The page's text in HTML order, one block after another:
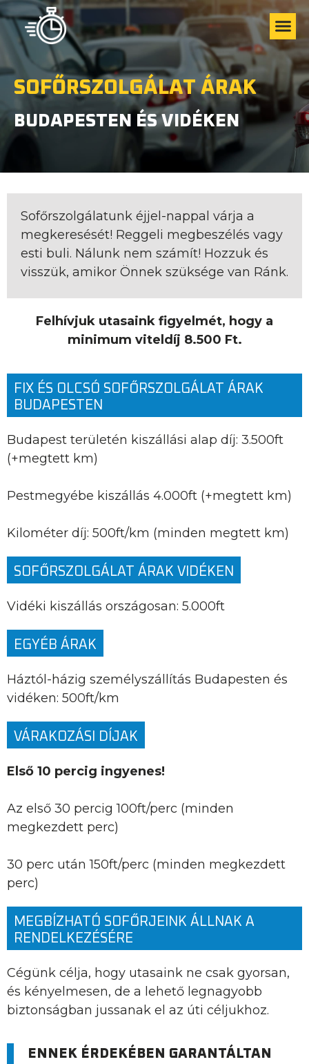
SOFŐRSZOLGÁLAT ÁRAK
BUDAPESTEN ÉS VIDÉKEN
Sofőrszolgálatunk éjjel-nappal várja a
megkeresését! Reggeli megbeszélés vagy
esti buli. Nálunk nem számít! Hozzuk és
visszük, amikor Önnek szüksége van Ránk.
Felhívjuk utasaink figyelmét, hogy a
minimum viteldíj 8.500 Ft.
FIX ÉS OLCSÓ SOFŐRSZOLGÁLAT ÁRAK
BUDAPESTEN
Budapest területén kiszállási alap díj: 3.500ft
(+megtett km)
Pestmegyébe kiszállás 4.000ft (+megtett km)
Kilométer díj: 500ft/km (minden megtett km)
SOFŐRSZOLGÁLAT ÁRAK VIDÉKEN
Vidéki kiszállás országosan: 5.000ft
EGYÉB ÁRAK
Háztól-házig személyszállítás Budapesten és
vidéken: 500ft/km
VÁRAKOZÁSI DÍJAK
Első 10 percig ingyenes!
Az első 30 percig 100ft/perc (minden
megkezdett perc)
30 perc után 150ft/perc (minden megkezdett
perc)
MEGBÍZHATÓ SOFŐRJEINK ÁLLNAK A
RENDELKEZÉSÉRE
Cégünk célja, hogy utasaink ne csak gyorsan,
és kényelmesen, de a lehető legnagyobb
biztonságban jussanak el az úti céljukhoz.
ENNEK ÉRDEKÉBEN GARANTÁLTAN